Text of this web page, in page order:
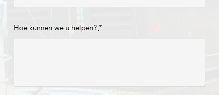
Hoe kunnen we u helpen? *